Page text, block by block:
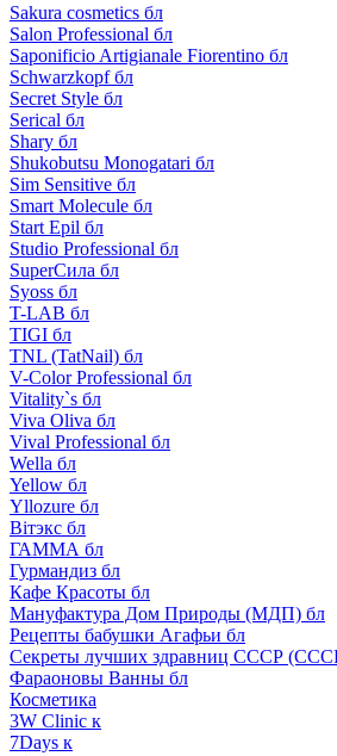
Sakura cosmetics бл
Salon Professional бл
Saponificio Artigianale Fiorentino бл
Schwarzkopf бл
Secret Style бл
Serical бл
Shary бл
Shukobutsu Monogatari бл
Sim Sensitive бл
Smart Molecule бл
Start Epil бл
Studio Professional бл
SuperСила бл
Syoss бл
T-LAB бл
TIGI бл
TNL (TatNail) бл
V-Color Professional бл
Vitality`s бл
Viva Oliva бл
Vival Professional бл
Wella бл
Yellow бл
Yllozure бл
Вiтэкс бл
ГАММА бл
Гурмандиз бл
Кафе Красоты бл
Мануфактура Дом Природы (МДП) бл
Рецепты бабушки Агафьи бл
Секреты лучших здравниц СССР
Фараоновы Ванны бл
Косметика
3W Clinic к
7Days к